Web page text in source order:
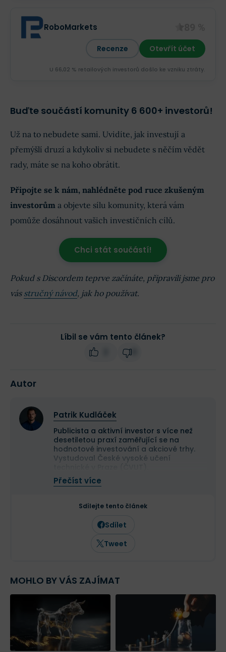
RoboMarkets
Recenze Otevřít účet
U 66,02 % retailových investorů došlo ke vzniku ztráty.
Buďte součástí komunity 6 600+ investorů!
Už na to nebudete sami. Uvidíte, jak investují a
přemýšlí druzí a kdykoliv si nebudete s něčím vědět
rady, máte se na koho obrátit.
Připojte se k nám, nahlédněte pod ruce zkušeným
investorům a objevte sílu komunity, která vám
pomůže dosáhnout vašich investičních cílů.
Chci stát součástí!
Pokud s Discordem teprve začínáte, připravili jsme pro
vás stručný návod, jak ho používat.
Líbil se vám tento článek?
Autor
Patrik Kudláček
Publicista a aktivní investor s více než
desetiletou praxí zaměřující se na
hodnotové investování a akciové trhy.
Vystudoval České vysoké učení
Ve své investiční strategii kombinuje
aktivní i pasivní přístup a zaměřuje se
společnosti a value investice. Ve svých
článcích se věnuje investičním
strategiím, psychologii investování a
analýze jednotlivých akcií.
Přečíst více
Sdílejte tento článek
Sdílet
Tweet
MOHLO BY VÁS ZAJÍMAT